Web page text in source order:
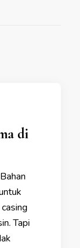
di
Tapi